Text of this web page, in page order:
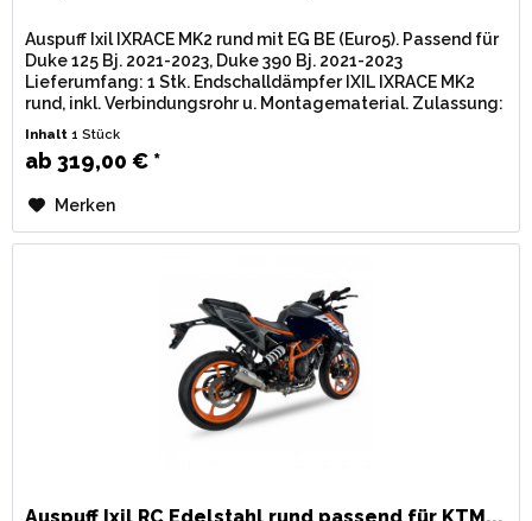
Auspuff Ixil IXRACE MK2 rund mit EG BE (Euro5). Passend für
Duke 125 Bj. 2021-2023, Duke 390 Bj. 2021-2023
Lieferumfang: 1 Stk. Endschalldämpfer IXIL IXRACE MK2
rund, inkl. Verbindungsrohr u. Montagematerial. Zulassung:
EG / BE...
Inhalt1 Stück
ab 319,00 € *
Merken